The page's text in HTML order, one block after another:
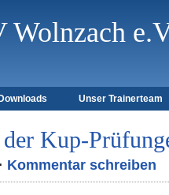
Wolnzach
Downloads Unser Trainerteam
Kup-
· Kommentar schreiben